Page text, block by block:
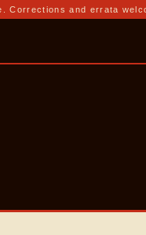
Corrections and errata